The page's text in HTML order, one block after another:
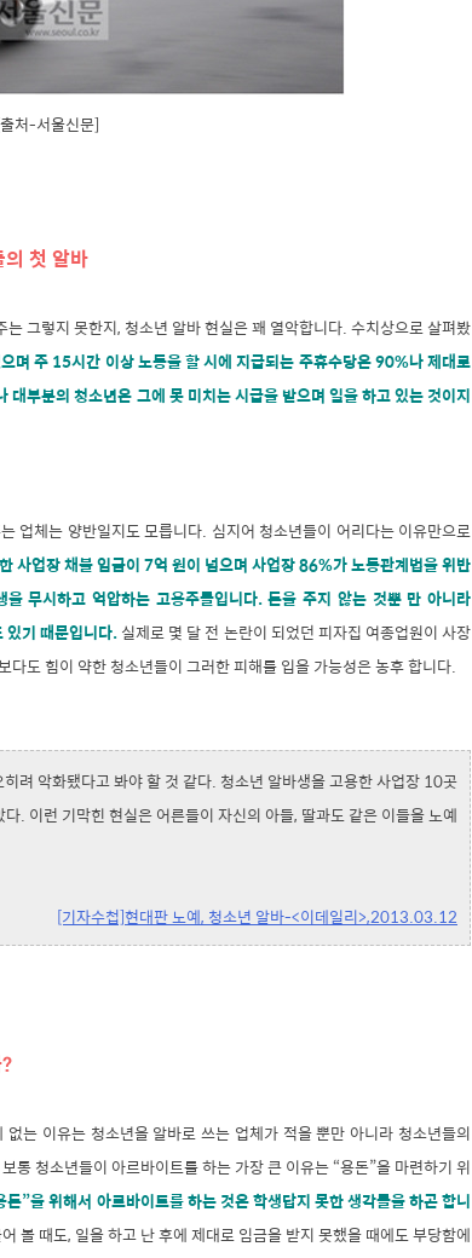
처-서울신문]
첫 알바
그렇지 못한지, 청소년 알바 현실은 꽤 열악합니다. 수치상으로 살펴봤
며 주 15시간 이상 노동을 할 시에 지급되는 주휴수당은 90%나 제대로
부분의 청소년은 그에 못 미치는 시급을 받으며 일을 하고 있는 것이지
업체는 양반일지도 모릅니다. 심지어 청소년들이 어리다는 이유만으로
사업장 채불 임금이 7억 원이 넘으며 사업장 86%가 노동관계법을 위반
무시하고 억압하는 고용주들입니다. 돈을 주지 않는 것뿐 만 아니라
있기 때문입니다.실제로 몇 달 전 논란이 되었던 피자집 여종업원이 사장
도 힘이 약한 청소년들이 그러한 피해를 입을 가능성은 농후 합니다.
려 악화됐다고 봐야 할 것 같다. 청소년 알바생을 고용한 사업장 10곳
. 이런 기막힌 현실은 어른들이 자신의 아들, 딸과도 같은 이들을 노예
[기자수첩]현대판 노예, 청소년 알바-<이데일리>,2013.03.12
는 이유는 청소년을 알바로 쓰는 업체가 적을 뿐만 아니라 청소년들의
통 청소년들이 아르바이트를 하는 가장 큰 이유는 “용돈”을 마련하기 위
”을 위해서 아르바이트를 하는 것은 학생답지 못한 생각들을 하곤 합니
볼 때도, 일을 하고 난 후에 제대로 임금을 받지 못했을 때에도 부당함에